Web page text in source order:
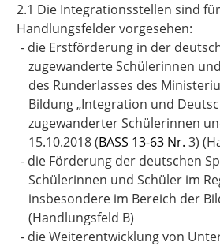
2.1 Die Integrationsstellen sind
Handlungsfelder vorgesehen:
- die Erstförderung in der
zugewanderte Schülerinnen
des Runderlasses des
Bildung „Integration und
zugewanderter Schülerinnen
15.10.2018 (BASS 13-63 Nr. 3)
- die Förderung der deutschen
Schülerinnen und Schüler im
insbesondere im Bereich der
(Handlungsfeld B)
- die Weiterentwicklung von